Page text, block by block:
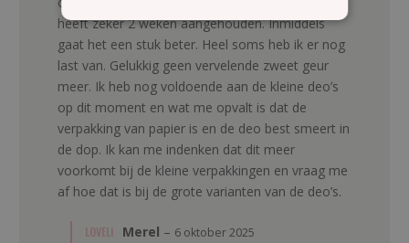
heeft zeker 2 weken aangehouden. Inmiddels
gaat het een stuk beter. Heel soms heb ik er nog
last van. Gelukkig geen vervelende zweet geur
meer. Ik heb nog voldoende aan de kleine deo’s
op dit moment en wat me opvalt is dat de
verpakking van papier is en de deo best smeert in
de dop. Ik kan me indenken dat dit meer
voorkomt bij de kleine verpakkingen en vraag me
af hoe dat is bij de grote varianten van de deo’s.
LOVELI Merel – 6 oktober 2025